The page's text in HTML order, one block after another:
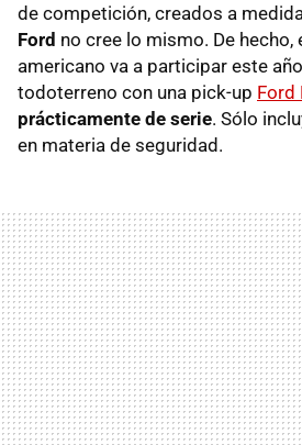
de competición, creados a
Ford no cree lo mismo. De hecho,
americano va a participar este
todoterreno con una pick-up Ford
prácticamente de serie. Sólo
en materia de seguridad.